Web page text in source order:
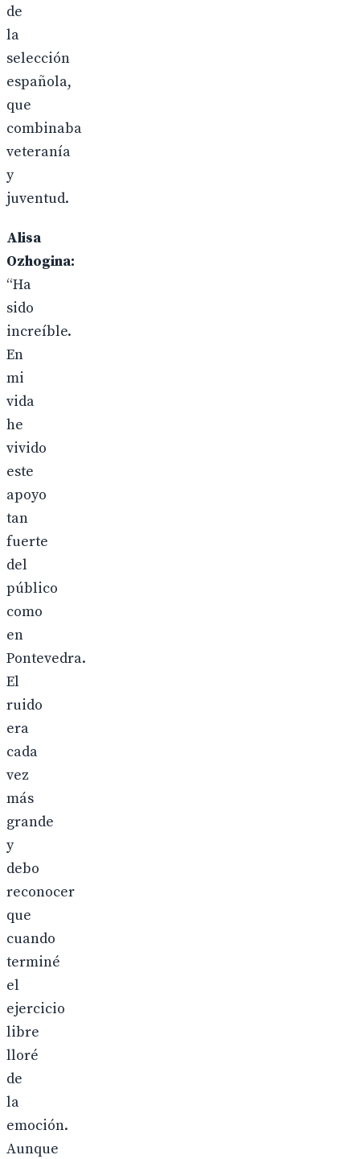
de
la
selección
española,
que
combinaba
veteranía
y
juventud.
Alisa
Ozhogina:
“Ha
sido
increíble.
En
mi
vida
he
vivido
este
apoyo
tan
fuerte
del
público
como
en
Pontevedra.
El
ruido
era
cada
vez
más
grande
y
debo
reconocer
que
cuando
terminé
el
ejercicio
libre
lloré
de
la
emoción.
Aunque